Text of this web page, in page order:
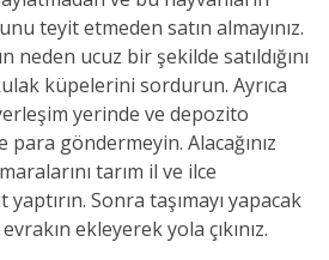
teyit etmeden satın almayınız.
neden ucuz bir şekilde satıldığını
küpelerini sordurun. Ayrıca
yerinde ve depozito
göndermeyin. Alacağınız
tarım il ve ilce
Sonra taşımayı yapacak
ekleyerek yola çıkınız.